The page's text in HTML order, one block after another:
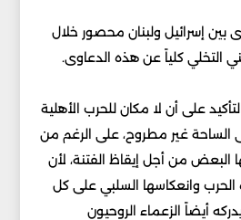
بين إسرائيل ولبنان محصور خلال
التخلي كلياً عن هذه الدعاوى.
على أن لا مكان للحرب الأهلية
الساحة غير مطروح، على الرغم من
البعض من أجل إيقاظ الفتنة، لأن
وانعكاسها السلبي على كل
أيضاً الزعماء الروحيون